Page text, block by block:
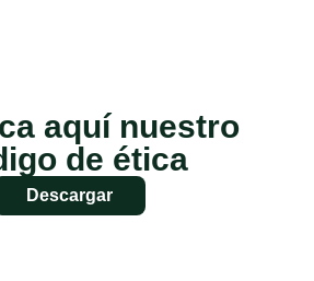
aquí nuestro
de ética
Descargar